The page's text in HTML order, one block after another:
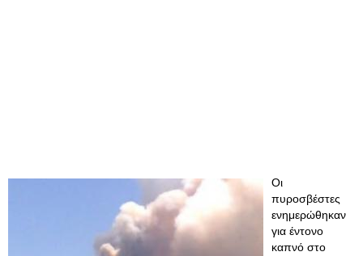
Οι
πυροσβέστες
ενημερώθηκαν
για έντονο
καπνό στο